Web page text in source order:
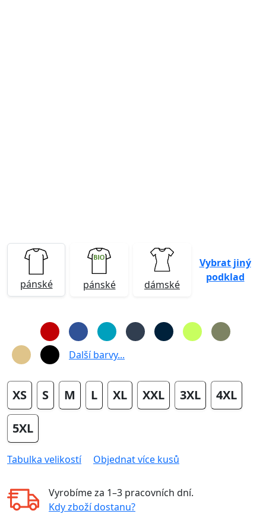
pánské pánské dámské
Vybrat jiný
podklad
Další barvy...
XS S M L XL XXL 3XL 4XL
5XL
Tabulka velikostí Objednat více kusů
Vyrobíme za 1–3 pracovních dní.
Kdy zboží dostanu?